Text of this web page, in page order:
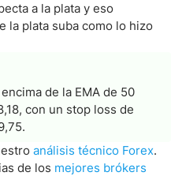
a la plata y eso
la plata suba como lo hizo
de la EMA de 50
con un stop loss de
análisis técnico Forex.
de los mejores brókers